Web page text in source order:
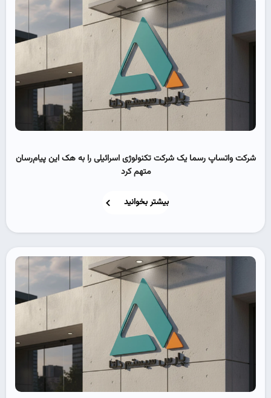
شرکت واتساپ رسما یک شرکت تکنولوژی اسرائیلی را به هک این پیام‌رسان
متهم کرد
بیشتر بخوانید